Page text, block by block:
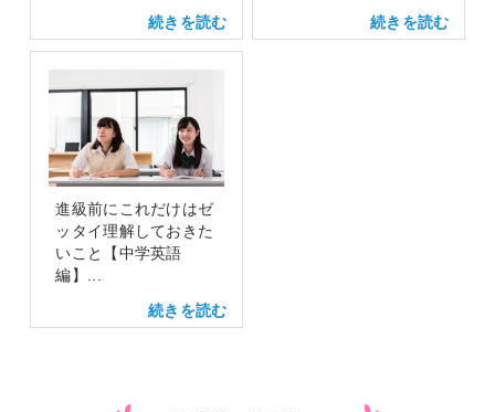
進級前にこれだけはゼ
ッタイ理解しておきた
いこと【中学英語
編】...